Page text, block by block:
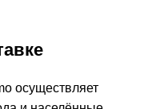
осуществляет